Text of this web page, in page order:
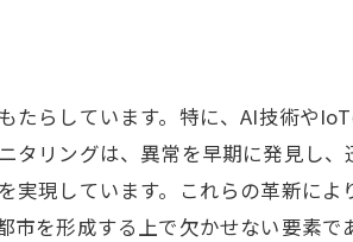
ックを用いた土木技術の実用性とは
者にとってのポケットブックの価値
即時参照を可能にするポケットブッ
新をサポートする情報収集の重要性
らしています。特に、AI技術や
タリングは、異常を早期に発見し
現しています。これらの革新によ
を形成する上で欠かせない要素で